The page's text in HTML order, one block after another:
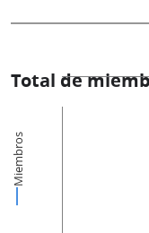
Total de
Miembros